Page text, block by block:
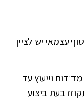
עצמאי יש לציין
וייעוץ עד
עלות זו תקוזז בעת ביצוע